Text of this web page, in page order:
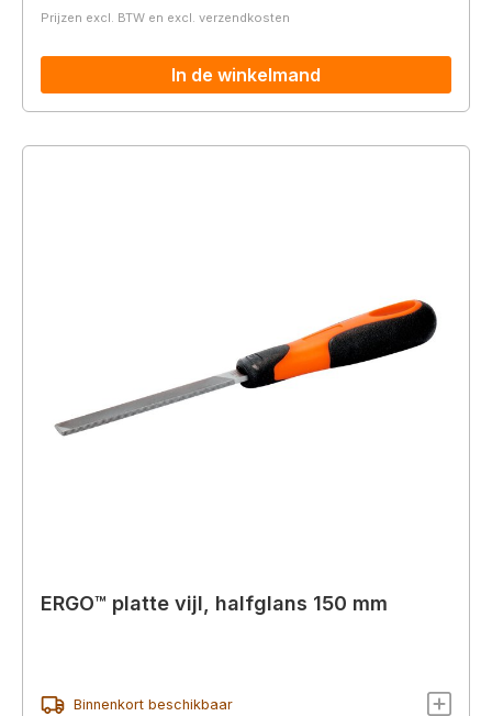
Prijzen excl. BTW en excl. verzendkosten
In de winkelmand
ERGO™ platte vijl, halfglans 150 mm
Binnenkort beschikbaar